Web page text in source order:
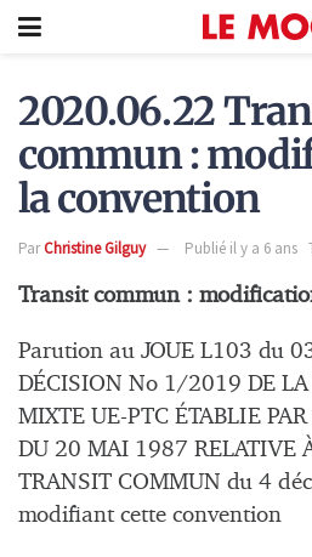
2020.06.22
commun :
la convention
ParChristine Gilguy Publié il y a 6 ans
Transit commun :
Parution au JOUE L103 du
DÉCISION No 1/2019 DE
MIXTE UE-PTC ÉTABLIE
DU 20 MAI 1987 RELATIVE
TRANSIT COMMUN du 4
modifiant cette convention